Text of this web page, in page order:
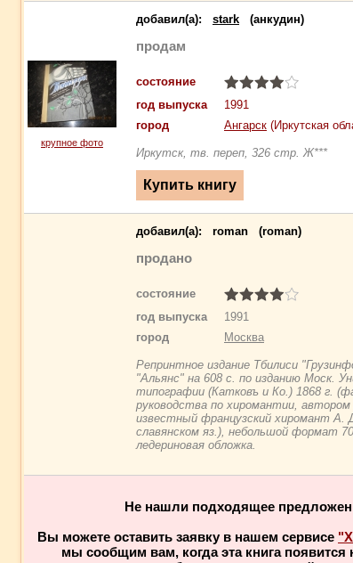
крупное фото
добавил(a): stark (анкудин)
продам
состояние
год выпуска
1991
город
Ангарск (Иркутская
Иркутск, тв. переп, 326 стр. Ж***
добавил(a): roman (roman)
продано
состояние
год выпуска
1991
город
Москва
Репринтное издание Тбилиси
"Альянс" на 608 с. по изданию Моск.
типографии (Катковъ и Ко.) 1868 г.
руководства по хиромантии,
известный французский хиромант А.
славянском яз.), небольшой формат
ледериновая обложка.
Не нашли подходящее
Вы можете оставить заявку в нашем сервисе
мы сообщим вам, когда эта книга появится